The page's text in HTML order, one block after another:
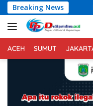
Langsung
ke
konten
Breaking News
Kaperwil Sumsel
ACEH SUMUT